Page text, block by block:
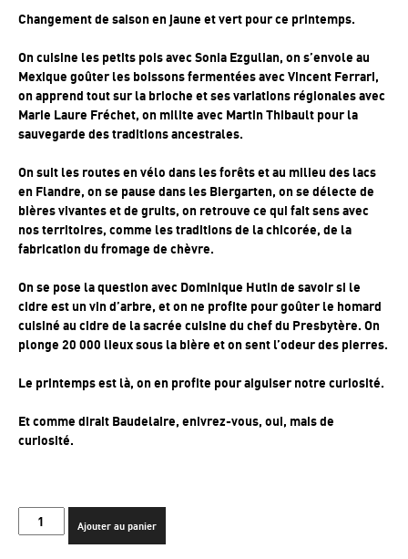
Changement de saison en jaune et vert pour ce printemps.
On cuisine les petits pois avec Sonia Ezgulian, on s’envole au
Mexique goûter les boissons fermentées avec Vincent Ferrari,
on apprend tout sur la brioche et ses variations régionales avec
Marie Laure Fréchet, on milite avec Martin Thibault pour la
sauvegarde des traditions ancestrales.
On suit les routes en vélo dans les forêts et au milieu des lacs
en Flandre, on se pause dans les Biergarten, on se délecte de
bières vivantes et de gruits, on retrouve ce qui fait sens avec
nos territoires, comme les traditions de la chicorée, de la
fabrication du fromage de chèvre.
On se pose la question avec Dominique Hutin de savoir si le
cidre est un vin d’arbre, et on ne profite pour goûter le homard
cuisiné au cidre de la sacrée cuisine du chef du Presbytère. On
plonge 20 000 lieux sous la bière et on sent l’odeur des pierres.
Le printemps est là, on en profite pour aiguiser notre curiosité.
Et comme dirait Baudelaire, enivrez-vous, oui, mais de
curiosité.
quantité
de
Ajouter au panier